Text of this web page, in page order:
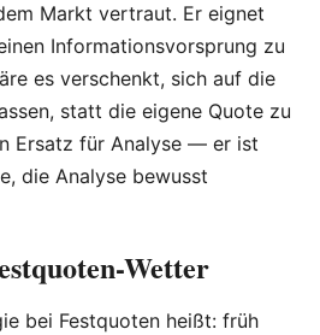
Markt vertraut. Er eignet
Informationsvorsprung zu
es verschenkt, sich auf die
statt die eigene Quote zu
Ersatz für Analyse — er ist
die Analyse bewusst
Wetter
bei Festquoten heißt: früh